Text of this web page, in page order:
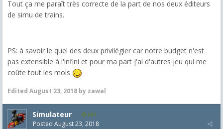
Tout ça me paraît très correcte de la part de nos deux éditeurs
de simu de trains.
PS: à savoir le quel des deux privilégier car notre budget n'est
pas extensible à l'infini et pour ma part j'ai d'autres jeu qui me
coûte tout les mois
Edited August 23, 2018 by zawal
Simulateur 681
Posted August 23, 2018